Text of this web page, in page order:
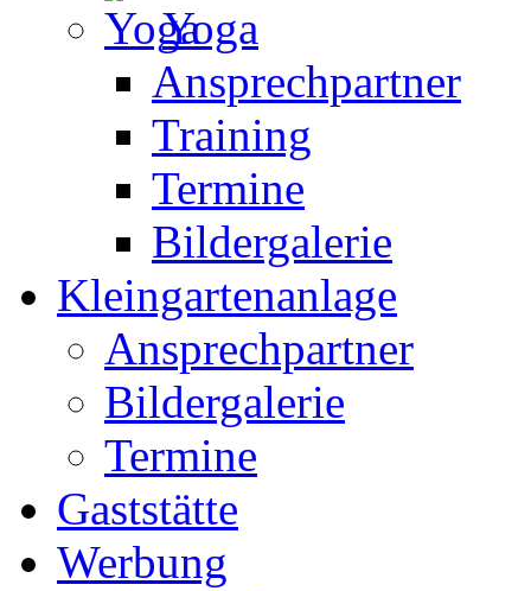
Yoga
Ansprechpartner
Training
Termine
Bildergalerie
Kleingartenanlage
Ansprechpartner
Bildergalerie
Termine
Gaststätte
Werbung